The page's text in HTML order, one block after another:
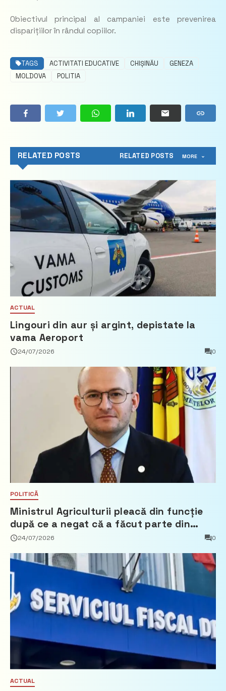
Obiectivul principal al campaniei este prevenirea
disparițiilor în rândul copiilor.
TAGS ACTIVITATI EDUCATIVE CHIȘINĂU
GENEZA
MOLDOVA
POLITIA
RELATED POSTS RELATED POSTS MORE
ACTUAL
Lingouri din aur și argint, depistate la
vama Aeroport
24/07/2026 0
POLITICĂ
Ministrul Agriculturii pleacă din funcție
după ce a negat că a făcut parte din
Partidul Democrat
24/07/2026 0
ACTUAL